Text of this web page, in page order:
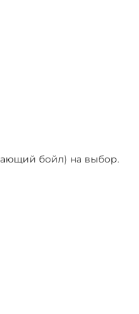
бойл) на выбор.